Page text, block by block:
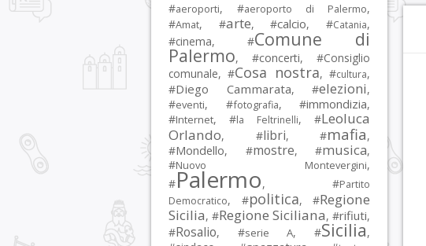
#aeroporti, #aeroporto di Palermo,
#Amat, #arte, #calcio, #Catania,
#cinema, #Comune di
Palermo, #concerti, #Consiglio
comunale, #Cosa nostra, #cultura,
#Diego Cammarata, #elezioni,
#eventi, #fotografia, #immondizia,
#Internet, #la Feltrinelli, #Leoluca
Orlando, #libri, #mafia,
#Mondello, #mostre, #musica,
#Nuovo Montevergini,
#Palermo, #Partito
Democratico, #politica, #Regione
Sicilia, #Regione Siciliana, #rifiuti,
#Rosalio, #serie A, #Sicilia,